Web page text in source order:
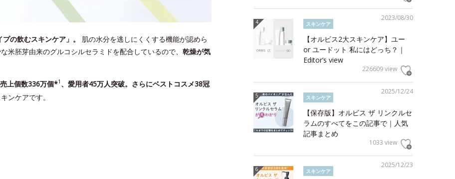
プの飲むスキンケア」。
肌の水分を逃しにくくする機能が認めら
胚芽由来のグルコシルセラミドを配合しているので、 乾燥が気
売上個数336万個*1 、愛用者45万人突破。さらにベストコスメ38冠
ンケアです。
2023/08/30
スキンケア
【オルビス2大スキンケア】ユー
or ユードット 私にはどっち？｜
Editor’s view
226609 view
2025/12/24
スキンケア
【保存版】オルビス ザ リンクルセ
ラムのすべてをこの記事で｜人気
記事まとめ
1033 view
2025/12/23
スキンケア